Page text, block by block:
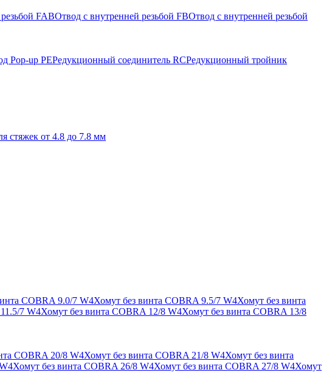
FABОтвод с внутренней резьбой FBОтвод с внутренней резьбой
Pop-up PEРедукционный соединитель RCРедукционный тройник
стяжек от 4.8 до 7.8 мм
COBRA 9.0/7 W4Хомут без винта COBRA 9.5/7 W4Хомут без винта
7 W4Хомут без винта COBRA 12/8 W4Хомут без винта COBRA 13/8
COBRA 20/8 W4Хомут без винта COBRA 21/8 W4Хомут без винта
Хомут без винта COBRA 26/8 W4Хомут без винта COBRA 27/8 W4Хомут